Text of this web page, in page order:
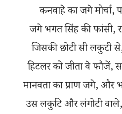
कनवाहे का जगे मोर्चा,
जगे भगत सिंह की फांसी,
जिसकी छोटी सी लकुटी
हिटलर को जीता वे फौजें,
मानवता का प्राण जगे, और
उस लकुटि और लंगोटी